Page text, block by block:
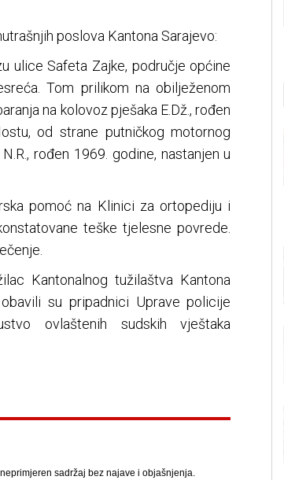
poslova Kantona Sarajevo:
ulice Safeta Zajke, područje općine
Tom prilikom na obilježenom
na kolovoz pješaka E.Dž., rođen
od strane putničkog motornog
rođen 1969. godine, nastanjen u
pomoć na Klinici za ortopediju i
teške tjelesne povrede.
Kantonalnog tužilaštva Kantona
su pripadnici Uprave policije
ovlaštenih sudskih vještaka
sadržaj bez najave i objašnjenja.